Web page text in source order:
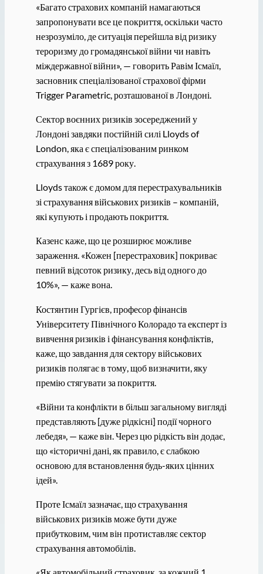
«Багато страхових компаній намагаються
запропонувати все це покриття, оскільки часто
незрозуміло, де ситуація перейшла від ризику
тероризму до громадянської війни чи навіть
міждержавної війни», — говорить Равім Ісмаїл,
засновник спеціалізованої страхової фірми
Trigger Parametric, розташованої в Лондоні.
Сектор воєнних ризиків зосереджений у
Лондоні завдяки постійній силі Lloyds of
London, яка є спеціалізованим ринком
страхування з 1689 року.
Lloyds також є домом для перестрахувальників
зі страхування військових ризиків – компаній,
які купують і продають покриття.
Казенс каже, що це розширює можливе
зараження. «Кожен [перестраховик] покриває
певний відсоток ризику, десь від одного до
10%», — каже вона.
Костянтин Гургієв, професор фінансів
Університету Північного Колорадо та експерт із
вивчення ризиків і фінансування конфліктів,
каже, що завдання для сектору військових
ризиків полягає в тому, щоб визначити, яку
премію стягувати за покриття.
«Війни та конфлікти в більш загальному вигляді
представляють [дуже рідкісні] події чорного
лебедя», — каже він. Через цю рідкість він додає,
що «історичні дані, як правило, є слабкою
основою для встановлення будь-яких цінних
ідей».
Проте Ісмаїл зазначає, що страхування
військових ризиків може бути дуже
прибутковим, чим він протиставляє сектор
страхування автомобілів.